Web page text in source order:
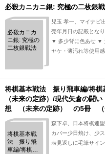
必殺カニカニ銀: 究極の二枚銀
必殺カニカ
ニ銀: 究極の
二枚銀戦法
児玉 孝一、マイナビ
売年月日の記載とな
▼ 多少背に色あせ ▼
ヤケ・薄汚れ等使用
将棋基本戦法 振り飛車編/将
（未来の定跡）/現代矢倉の闘
想 （未来の定跡） の5冊 （
将棋基本戦
法 振り飛
車編/将棋基
森下卓、日本将棋連
カバー少日焼け、少
表見返しに毛筆サイ